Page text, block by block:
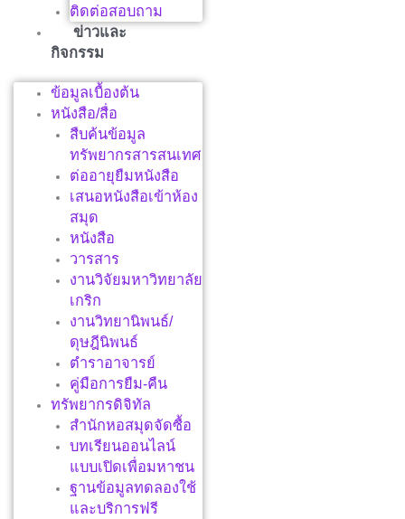
ติดต่อสอบถาม
ข่าวและ
กิจกรรม
ข้อมูลเบื้องต้น
หนังสือ/สื่อ
สืบค้นข้อมูล
ทรัพยากรสารสนเทศ
ต่ออายุยืมหนังสือ
เสนอหนังสือเข้าห้อง
สมุด
หนังสือ
วารสาร
งานวิจัยมหาวิทยาลัย
เกริก
งานวิทยานิพนธ์/
ดุษฎีนิพนธ์
ตำราอาจารย์
คู่มือการยืม-คืน
ทรัพยากรดิจิทัล
สำนักหอสมุดจัดซื้อ
บทเรียนออนไลน์
แบบเปิดเพื่อมหาชน
ฐานข้อมูลทดลองใช้
และบริการฟรี